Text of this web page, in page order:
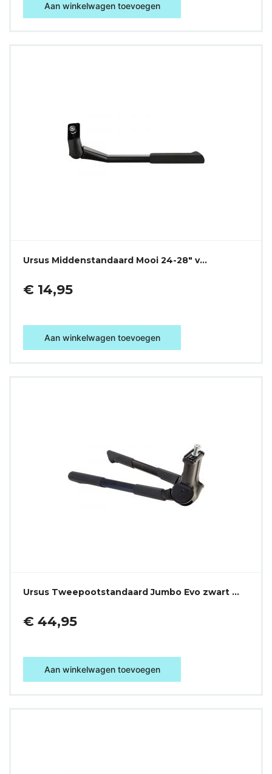
Aan winkelwagen toevoegen
Ursus Middenstandaard Mooi 24-28" v…
€ 14,95
Aan winkelwagen toevoegen
Ursus Tweepootstandaard Jumbo Evo zwart …
€ 44,95
Aan winkelwagen toevoegen